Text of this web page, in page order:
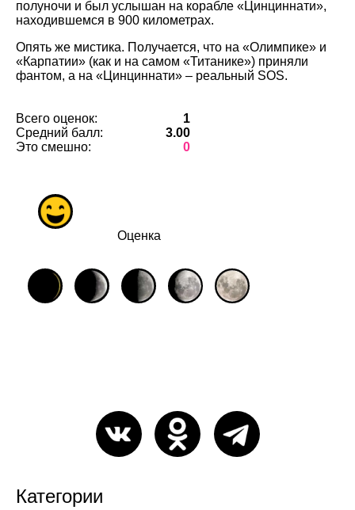
полуночи и был услышан на корабле «Цинциннати»,
находившемся в 900 километрах.
Опять же мистика. Получается, что на «Олимпике» и
«Карпатии» (как и на самом «Титанике») приняли
фантом, а на «Цинциннати» – реальный SOS.
Всего оценок:
1
Средний балл:
3.00
Это смешно:
0
Оценка
Категории